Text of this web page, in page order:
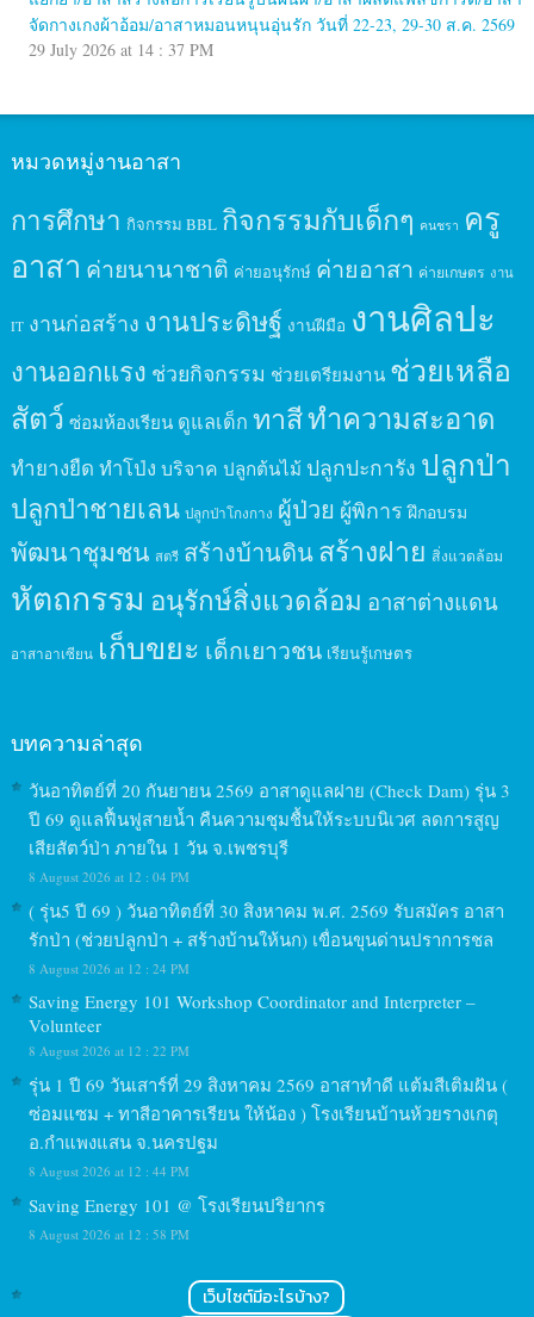
จัดกางเกงผ้าอ้อม/อาสาหมอนหนุนอุ่นรัก วันที่ 22-23, 29-30 ส.ค. 2569
29 July 2026 at 14 : 37 PM
หมวดหมู่งานอาสา
การศึกษา กิจกรรม BBL กิจกรรมกับเด็กๆ คนชรา ครู
อาสา ค่ายนานาชาติ ค่ายอนุรักษ์ ค่ายอาสา ค่ายเกษตร งาน
IT งานก่อสร้าง งานประดิษฐ์ งานฝีมือ งานศิลปะ
งานออกแรง ช่วยกิจกรรม ช่วยเตรียมงาน ช่วยเหลือ
สัตว์ ซ่อมห้องเรียน ดูแลเด็ก ทาสีทำความสะอาด
ทำยางยืด ทำโป่ง บริจาค ปลูกต้นไม้ ปลูกปะการัง ปลูกป่า
ปลูกป่าชายเลน ปลูกป่าโกงกาง ผู้ป่วย ผู้พิการ ฝึกอบรม
พัฒนาชุมชน สตรี สร้างบ้านดินสร้างฝาย สิ่งแวดล้อม
หัตถกรรม อนุรักษ์สิ่งแวดล้อม อาสาต่างแดน
อาสาอาเซียน เก็บขยะ เด็กเยาวชน เรียนรู้เกษตร
บทความล่าสุด
วันอาทิตย์ที่ 20 กันยายน 2569 อาสาดูแลฝาย (Check Dam) รุ่น 3
ปี 69 ดูแลฟื้นฟูสายน้ำ คืนความชุมชื้นให้ระบบนิเวศ ลดการสูญ
เสียสัตว์ป่า ภายใน 1 วัน จ.เพชรบุรี
8 August 2026 at 12 : 04 PM
( รุ่น5 ปี 69 ) วันอาทิตย์ที่ 30 สิงหาคม พ.ศ. 2569 รับสมัคร อาสา
รักป่า (ช่วยปลูกป่า + สร้างบ้านให้นก) เขื่อนขุนด่านปราการชล
8 August 2026 at 12 : 24 PM
Saving Energy 101 Workshop Coordinator and Interpreter –
Volunteer
8 August 2026 at 12 : 22 PM
รุ่น 1 ปี 69 วันเสาร์ที่ 29 สิงหาคม 2569 อาสาทำดี แต้มสีเติมฝัน (
ซ่อมแซม + ทาสีอาคารเรียน ให้น้อง ) โรงเรียนบ้านห้วยรางเกตุ
อ.กำแพงแสน จ.นครปฐม
8 August 2026 at 12 : 44 PM
Saving Energy 101 @ โรงเรียนปริยากร
8 August 2026 at 12 : 58 PM
เว็บไซต์มีอะไรบ้าง?